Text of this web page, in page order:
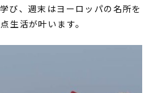
び、週末はヨーロッパの名所を
生活が叶います。